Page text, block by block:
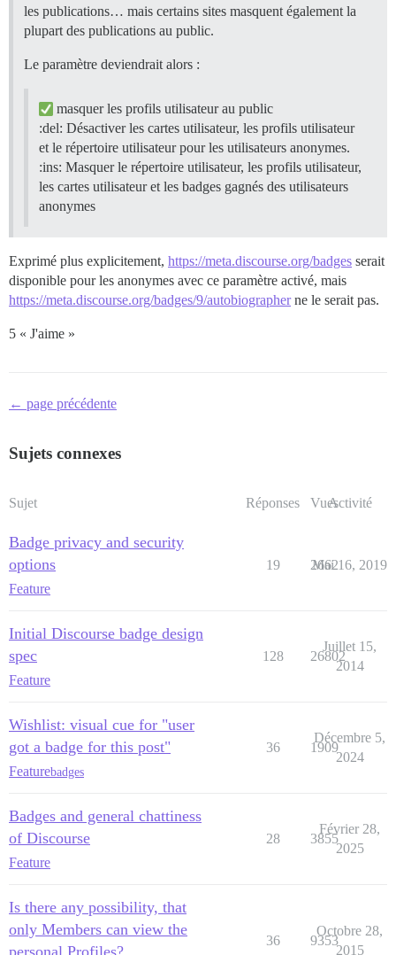
les publications… mais certains sites masquent également la
plupart des publications au public.
Le paramètre deviendrait alors :
masquer les profils utilisateur au public
:del: Désactiver les cartes utilisateur, les profils utilisateur
et le répertoire utilisateur pour les utilisateurs anonymes.
:ins: Masquer le répertoire utilisateur, les profils utilisateur,
les cartes utilisateur et les badges gagnés des utilisateurs
anonymes
Exprimé plus explicitement, https://meta.discourse.org/badges serait
disponible pour les anonymes avec ce paramètre activé, mais
https://meta.discourse.org/badges/9/autobiographerne le serait pas.
5 « J'aime »
← page précédente
Sujets connexes
Sujet Réponses VuesActivité
Badge privacy and security
options
Feature
19 2662
Mai 16, 2019
Initial Discourse badge design
spec
Feature
128 26802
Juillet 15,
2014
Wishlist: visual cue for "user
got a badge for this post"
Featurebadges
36 1909
Décembre 5,
2024
Badges and general chattiness
of Discourse
Feature
28 3855
Février 28,
2025
Is there any possibility, that
only Members can view the
36 9353
Octobre 28,
2015